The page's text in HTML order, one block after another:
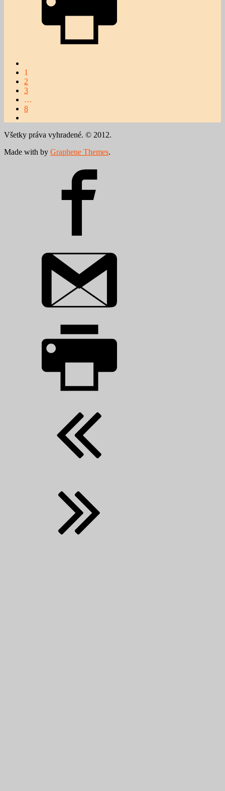
1
2
3
…
8
Všetky práva vyhradené. © 2012.
Made with by Graphene Themes.